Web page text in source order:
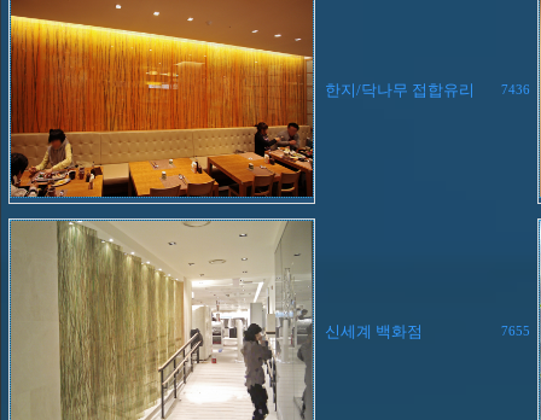
한지/닥나무 접합유리 7436
신세계 백화점 7655